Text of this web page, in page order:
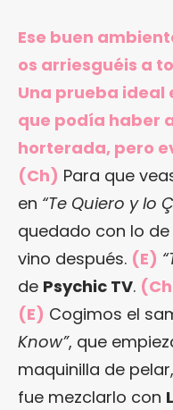
Ese buen
os arriesguéis a
Una prueba ideal
que podía haber
horterada, pero
(Ch) Para que
en “Te Quiero y lo
quedado con lo de
vino después. (E)
de Psychic TV.
(E) Cogimos el
Know”, que
maquinilla de
fue mezclarlo con